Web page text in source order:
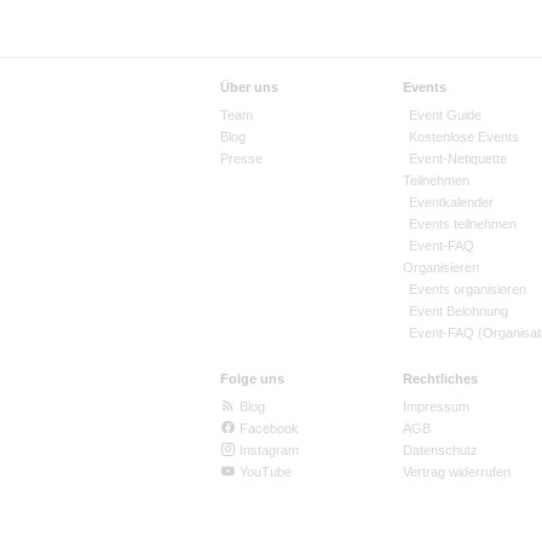
Über uns
Team
Blog
Presse
Events
Event Guide
Kostenlose Events
Event-Netiquette
Teilnehmen
Eventkalender
Events teilnehmen
Event-FAQ
Organisieren
Events organisieren
Event Belohnung
Event-FAQ
Folge uns
Blog
Facebook
Instagram
YouTube
Rechtliches
Impressum
AGB
Datenschutz
Vertrag widerrufen